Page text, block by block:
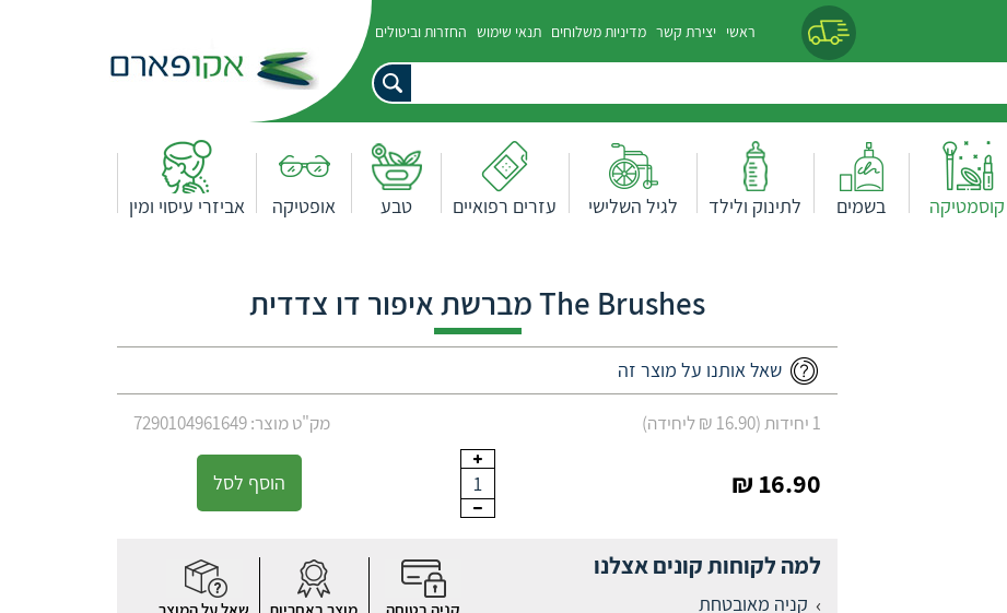
ראשי יצירת קשר מדיניות משלוחים תנאי שימוש החזרות וביטולים
קוסמטיקה בשמים לתינוק ולילד לגיל השלישי עזרים רפואיים טבע אופטיקה אביזרי עיסוי ומין
The Brushes מברשת איפור דו צדדית
שאל אותנו על מוצר זה
1 יחידות (16.90 ₪ ליחידה) מק"ט מוצר: 7290104961649
16.90 ₪
1 הוסף לסל
למה לקוחות קונים אצלנו
קניה מאובטחת